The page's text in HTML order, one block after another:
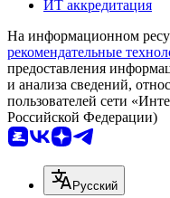
ИТ аккредитация
На информационном
рекомендательные
предоставления
и анализа сведений,
пользователей сети
Российской Федерации)
Русский